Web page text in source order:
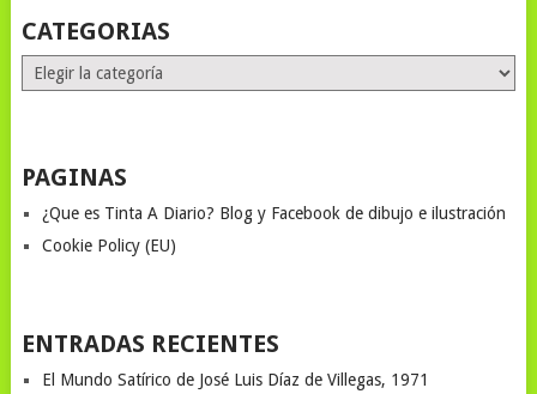
CATEGORIAS
Categorias
PAGINAS
¿Que es Tinta A Diario? Blog y Facebook de dibujo e ilustración
Cookie Policy (EU)
ENTRADAS RECIENTES
El Mundo Satírico de José Luis Díaz de Villegas, 1971